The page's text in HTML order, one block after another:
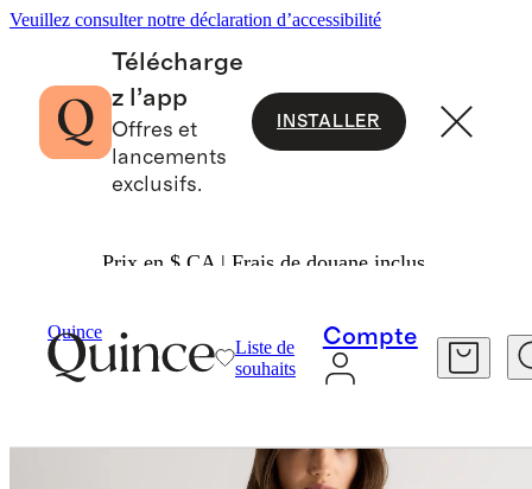
Veuillez consulter notre déclaration d’accessibilité
Télécharge
z l’app
Offres et
lancements
exclusifs.
INSTALLER
Prix en $ CA | Frais de douane inclus.
Quince
Liste de
souhaits
Compte